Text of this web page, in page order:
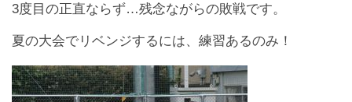
3度目の正直ならず…残念ながらの敗戦です。
夏の大会でリベンジするには、練習あるのみ！